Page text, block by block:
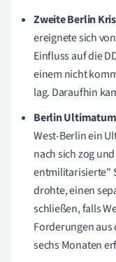
Zweite Berlin
ereignete sich
Einfluss auf die
einem nicht
lag. Daraufhin
Berlin
West-Berlin ein
nach sich zog
entmilitarisierte"
drohte, einen
schließen, falls
Forderungen
sechs Monaten